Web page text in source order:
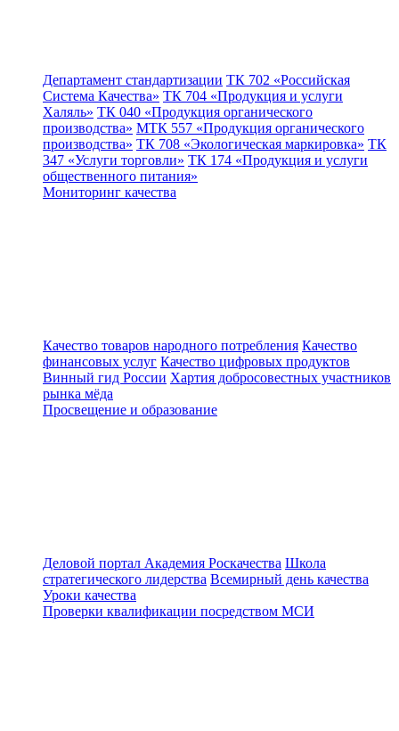
Департамент стандартизации ТК 702 «Российская
Система Качества» ТК 704 «Продукция и услуги
Халяль» ТК 040 «Продукция органического
производства» МТК 557 «Продукция органического
производства» ТК 708 «Экологическая маркировка» ТК
347 «Услуги торговли» ТК 174 «Продукция и услуги
общественного питания»
Мониторинг качества
Качество товаров народного потребления Качество
финансовых услуг Качество цифровых продуктов
Винный гид России Хартия добросовестных участников
рынка мёда
Просвещение и образование
Деловой портал Академия Роскачества Школа
стратегического лидерства Всемирный день качества
Уроки качества
Проверки квалификации посредством МСИ